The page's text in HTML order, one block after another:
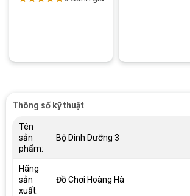
Thông số kỹ thuật
Tên
sản
phẩm:
Bộ Dinh Dưỡng 3
Hãng
sản
xuất:
Đồ Chơi Hoàng Hà